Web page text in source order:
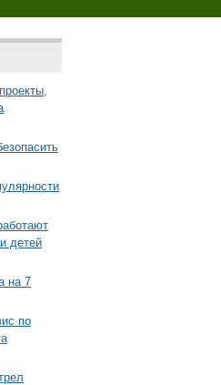
детей
на 7
по